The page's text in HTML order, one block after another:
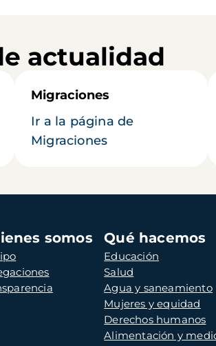
actualidad
Migraciones
Ir a la página de
Migraciones
somos Qué hacemos
Educación
Salud
Agua y saneamiento
Mujeres y equidad
Derechos humanos
Alimentación y